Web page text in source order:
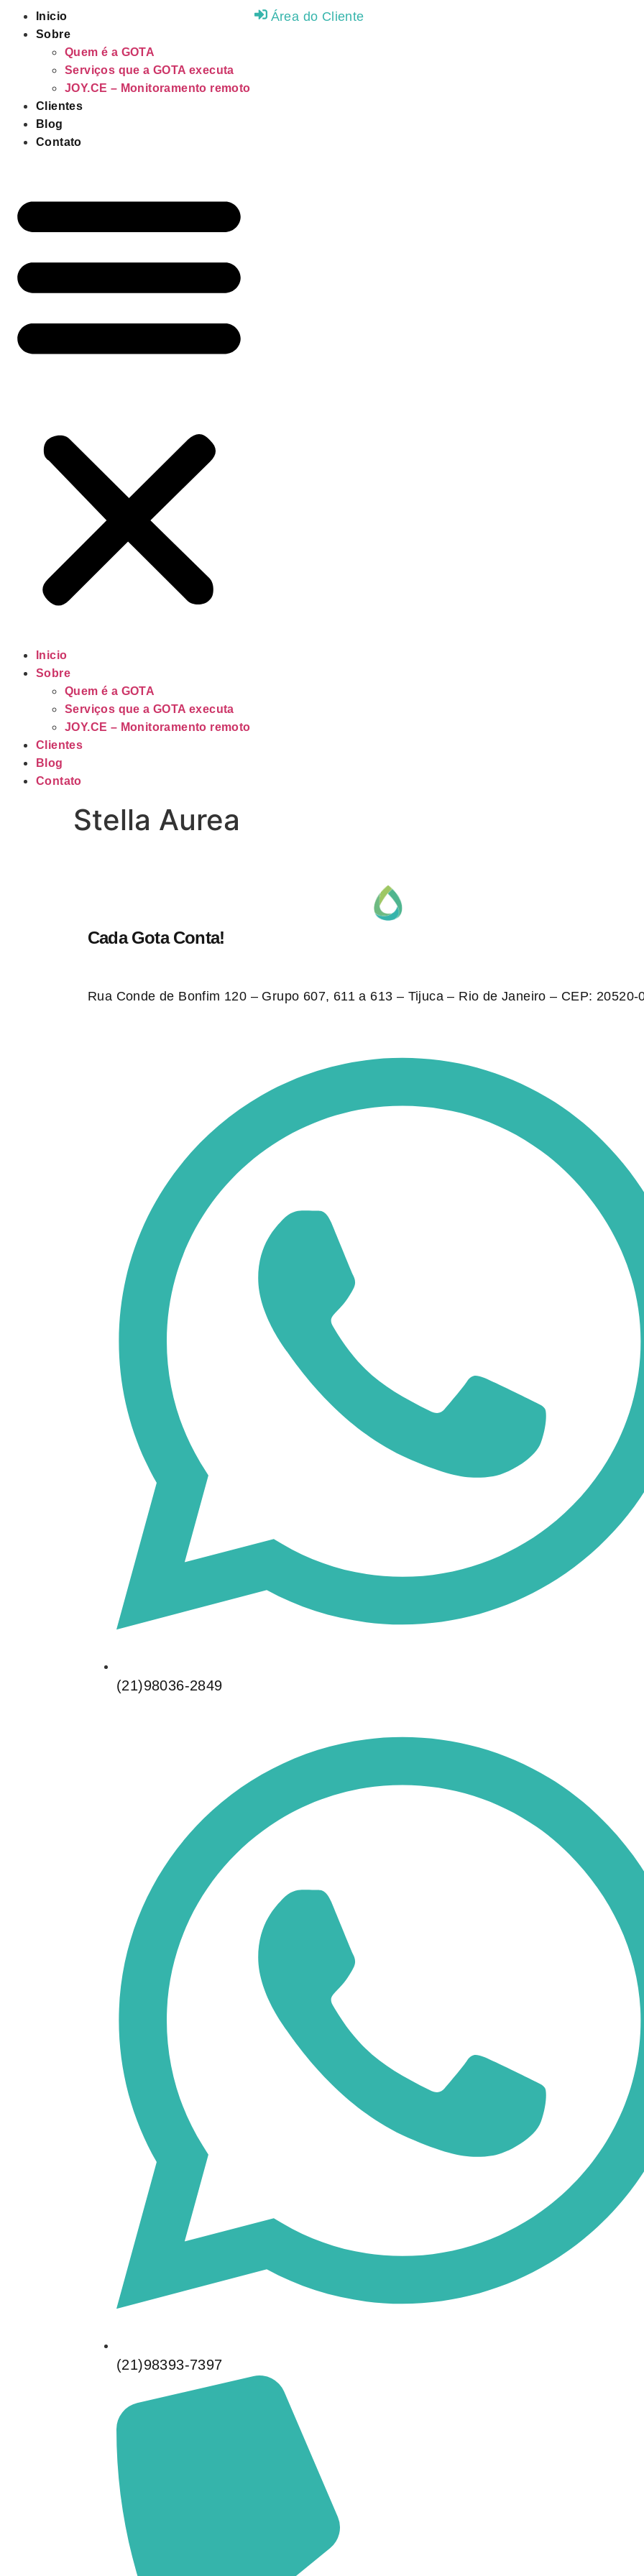
Inicio
Sobre
Quem é a GOTA
Serviços que a GOTA executa
JOY.CE – Monitoramento remoto
Clientes
Blog
Contato
Inicio
Sobre
Quem é a GOTA
Serviços que a GOTA executa
JOY.CE – Monitoramento remoto
Clientes
Blog
Contato
Área do Cliente
Stella Aurea
Cada Gota Conta!
Rua Conde de Bonfim 120 – Grupo 607, 611 a 613 – Tijuca – Rio de Janeiro – CEP: 20520-
(21)98036-2849
(21)98393-7397